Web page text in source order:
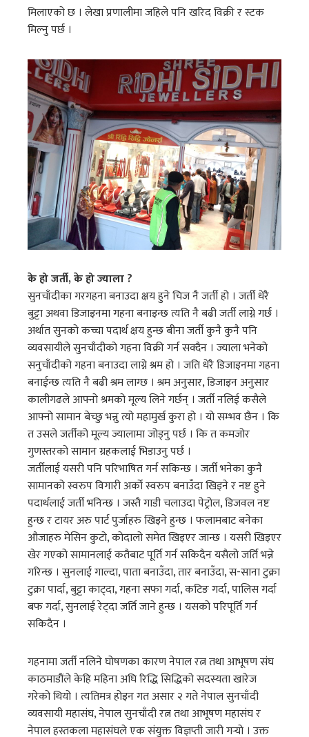
मिलाएको छ । लेखा प्रणालीमा जहिले पनि खरिद विक्री र स्टक
मिल्नु पर्छ ।
के हो जर्ती, के हो ज्याला ?
सुनचाँदीका गरगहना बनाउदा क्षय हुने चिज नै जर्ती हो । जर्ती धेरै
बुट्टा अथवा डिजाइनमा गहना बनाइन्छ त्यति नै बढी जर्ती लाग्ने गर्छ ।
अर्थात सुनको कच्चा पदार्थ क्षय हुन्छ बीना जर्ती कुनै कुनै पनि
व्यवसायीले सुनचाँदीको गहना विक्री गर्न सक्दैन । ज्याला भनेको
सनुचाँदीको गहना बनाउदा लाग्ने श्रम हो । जति धेरै डिजाइनमा गहना
बनाईन्छ त्यति नै बढी श्रम लाग्छ । श्रम अनुसार, डिजाइन अनुसार
कालीगढले आफ्नो श्रमको मूल्य लिने गर्छन् । जर्ती नलिई कसैले
आफ्नो सामान बेच्छु भन्नु त्यो महामुर्ख कुरा हो । यो सम्भव छैन । कि
त उसले जर्तीको मूल्य ज्यालामा जोड्नु पर्छ । कि त कमजोर
गुणस्तरको सामान ग्रहकलाई भिडाउनु पर्छ ।
जर्तीलाई यसरी पनि परिभाषित गर्न सकिन्छ । जर्ती भनेका कुनै
सामानको स्वरुप विगारी अर्को स्वरुप बनाउँदा खिइने र नष्ट हुने
पदार्थलाई जर्ती भनिन्छ । जस्तै गाडी चलाउदा पेट्रोल, डिजवल नष्ट
हुन्छ र टायर अरु पार्ट पुर्जाहरु खिइने हुन्छ । फलामबाट बनेका
औजाहरु मेसिन कुटो, कोदालो समेत खिइएर जान्छ । यसरी खिइएर
खेर गएको सामानलाई कतैबाट पूर्ति गर्न सकिदैन यसैलो जर्ति भन्ने
गरिन्छ । सुनलाई गाल्दा, पाता बनाउँदा, तार बनाउँदा, स-साना टुक्रा
टुक्रा पार्दा, बुट्टा काट्दा, गहना सफा गर्दा, कटिङ गर्दा, पालिस गर्दा
बफ गर्दा, सुनलाई रेट्दा जर्ति जाने हुन्छ । यसको परिपूर्ति गर्न
सकिदैन ।
गहनामा जर्ती नलिने घोषणका कारण नेपाल रत्न तथा आभूषण संघ
काठमाडौंले केहि महिना अघि रिद्धि सिद्धिको सदस्यता खारेज
गरेको थियो । त्यतिमत्र होइन गत असार २ गते नेपाल सुनचाँदी
व्यवसायी महासंघ, नेपाल सुनचाँदी रत्न तथा आभूषण महासंघ र
नेपाल हस्तकला महासंघले एक संयुक्त विज्ञप्ती जारी गर्‍यो । उक्त